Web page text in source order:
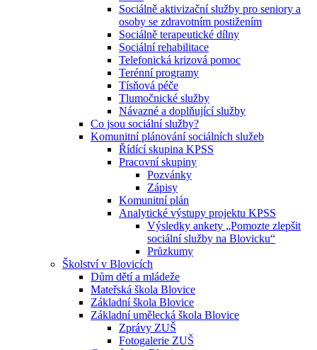
Sociálně aktivizační služby pro seniory a
osoby se zdravotním postižením
Sociálně terapeutické dílny
Sociální rehabilitace
Telefonická krizová pomoc
Terénní programy
Tísňová péče
Tlumočnické služby
Návazné a doplňující služby
Co jsou sociální služby?
Komunitní plánování sociálních služeb
Řídící skupina KPSS
Pracovní skupiny
Pozvánky
Zápisy
Komunitní plán
Analytické výstupy projektu KPSS
Výsledky ankety „Pomozte zlepšit
sociální služby na Blovicku“
Průzkumy
Školství v Blovicích
Dům dětí a mládeže
Mateřská škola Blovice
Základní škola Blovice
Základní umělecká škola Blovice
Zprávy ZUŠ
Fotogalerie ZUŠ